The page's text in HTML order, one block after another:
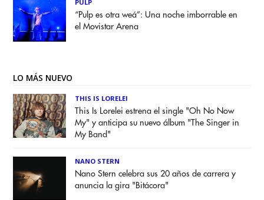
PULP
“Pulp es otra weá”: Una noche imborrable en
el Movistar Arena
LO MÁS NUEVO
THIS IS LORELEI
This Is Lorelei estrena el single "Oh No Now
My" y anticipa su nuevo álbum "The Singer in
My Band"
NANO STERN
Nano Stern celebra sus 20 años de carrera y
anuncia la gira "Bitácora"